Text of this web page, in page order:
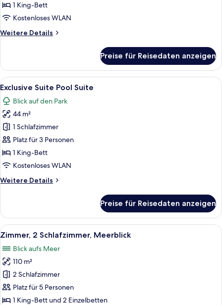
1 King-Bett
Kostenloses WLAN
Weitere Details
Weitere
Suite
Preise für Reisedaten anzeigen
Alle
Fotos
für
Exclusive
Suite
Pool
Suite
anzeigen
Ein Hotelzimmer mit einem großen
10
Exclusive Suite Pool Suite
Blick auf den Park
44 m²
1 Schlafzimmer
Platz für 3 Personen
1 King-Bett
Kostenloses WLAN
Weitere Details
Weitere
Suite
Pool
Suite
Preise für Reisedaten anzeigen
Alle
Fotos
für
Zimmer,
2 Schlafzimmer,
Meerblick
anzeigen
Ein Balkon mit Glasgeländer, einem
10
Zimmer, 2 Schlafzimmer, Meerblick
Blick aufs Meer
110 m²
2 Schlafzimmer
Platz für 5 Personen
1 King-Bett und 2 Einzelbetten